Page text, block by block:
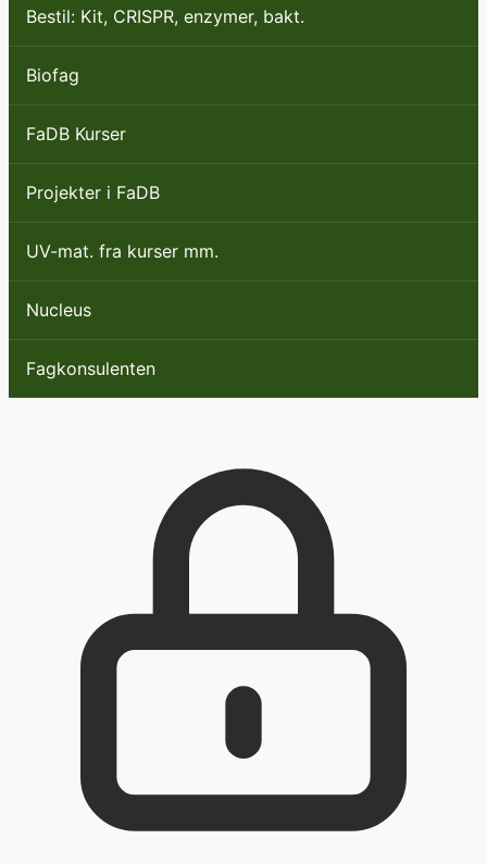
Bestil: Kit, CRISPR, enzymer, bakt.
Biofag
FaDB Kurser
Projekter i FaDB
UV-mat. fra kurser mm.
Nucleus
Fagkonsulenten